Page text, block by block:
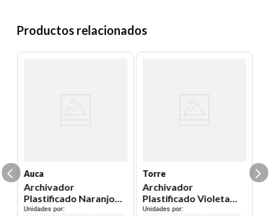
Productos relacionados
Auca
Archivador
Plastificado Naranjo
C/Gusano Auca
Unidades por:
Torre
Archivador
Plastificado Violeta
Con Gusano
Unidades por: